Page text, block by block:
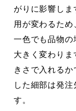
がりに影響し
用が変わるため
一色でも品物の
大きく変わり
きさで入れるか
した細部は発
す。